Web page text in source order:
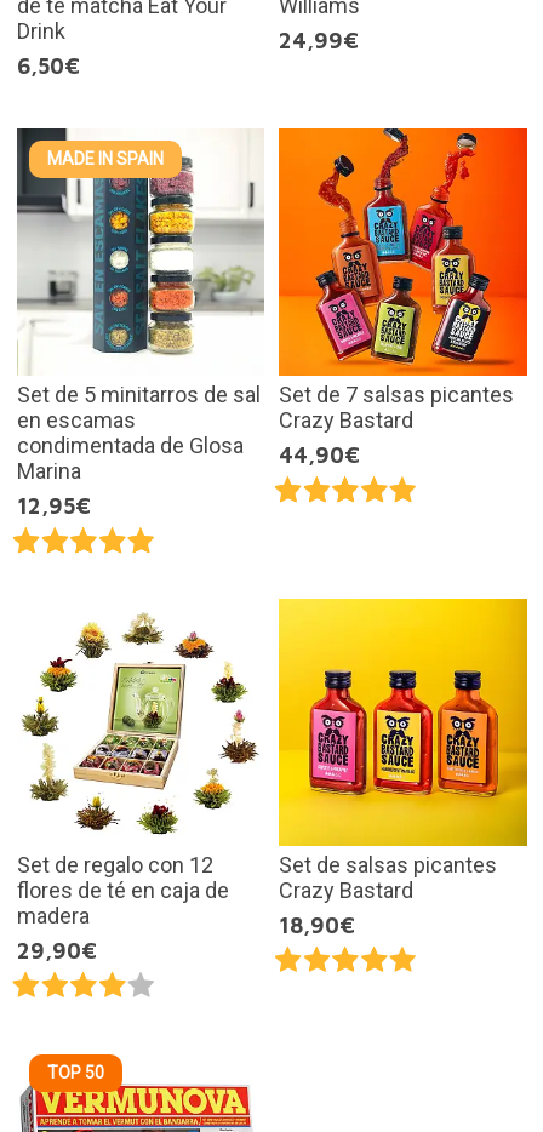
de té matcha Eat Your
Drink
6,50€
Williams
24,99€
MADE IN SPAIN
Set de 5 minitarros de sal
en escamas
condimentada de Glosa
Marina
12,95€
Set de 7 salsas picantes
Crazy Bastard
44,90€
Set de regalo con 12
flores de té en caja de
madera
29,90€
Set de salsas picantes
Crazy Bastard
18,90€
TOP 50